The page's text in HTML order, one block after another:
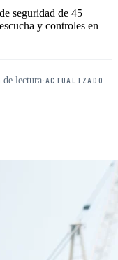
seguridad de 45
y controles en
de lectura· ACTUALIZADO